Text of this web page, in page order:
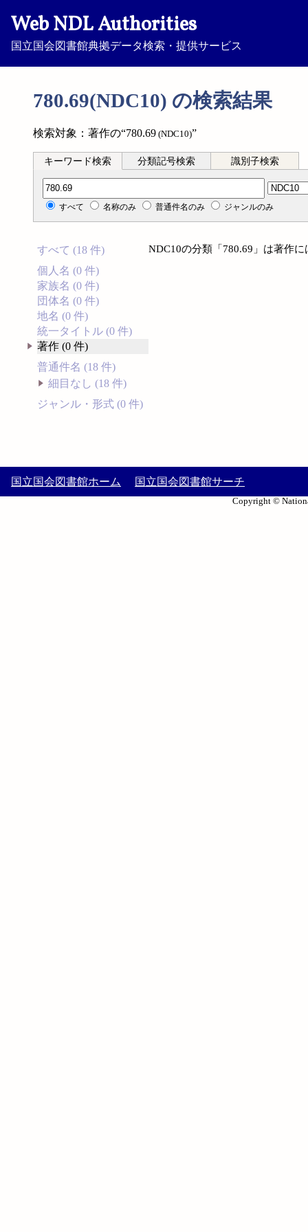
Web NDL Authorities
国立国会図書館典拠データ検索・提供サービス
780.69(NDC10) の検索結果
検索対象：著作の“780.69 (NDC10)”
キーワード検索 分類記号検索 識別子検索
分類記号検索
すべて 名称のみ 普通件名のみ ジャンルのみ
すべて (18 件)
個人名 (0 件)
家族名 (0 件)
団体名 (0 件)
地名 (0 件)
統一タイトル (0 件)
著作 (0 件)
普通件名 (18 件)
細目なし (18 件)
ジャンル・形式 (0 件)
NDC10の分類「780.69」は著作
国立国会図書館ホーム 国立国会図書館サーチ
Copyright ©